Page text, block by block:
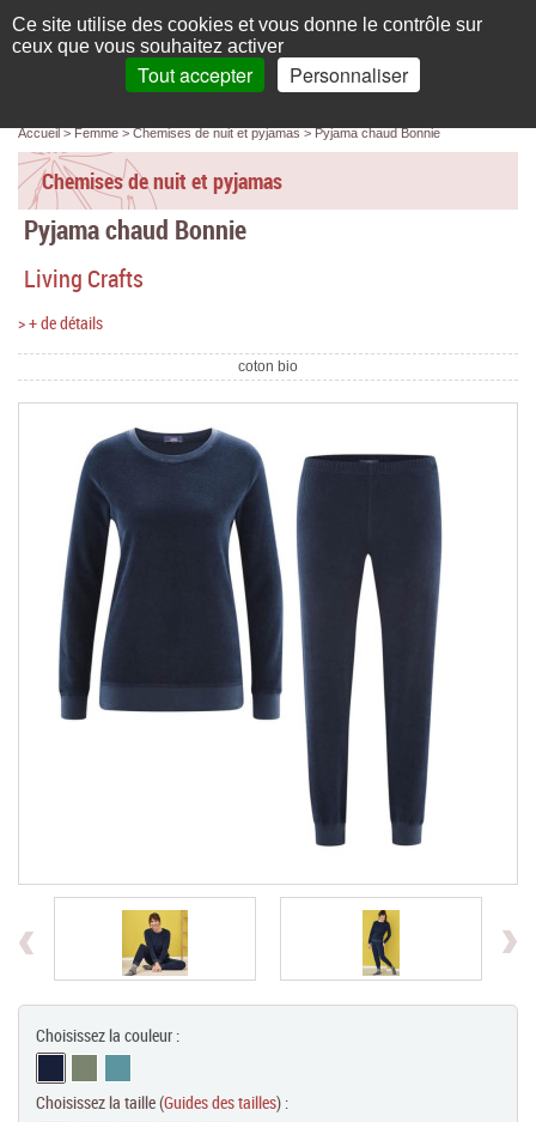
L'élégance au naturel
compte
Français
Recherche
Accueil
Femme
Homme
Bébé & enfant
Chaussures & Sacs
Accessoires
Linge de maison
Marques
Chèques Cadeaux
PROMOTIONS
Accueil Femme Chemises de nuit et pyjamas Pyjama chaud Bonnie
Chemises de nuit et pyjamas
Pyjama chaud Bonnie
Living Crafts
> + de détails
coton bio
Previous
Choisissez la couleur :
Choisissez la taille (Guides des tailles) :
Panneau de gestion des cookies
Ce site utilise des cookies et vous donne le contrôle sur
ceux que vous souhaitez activer
Tout accepter Personnaliser